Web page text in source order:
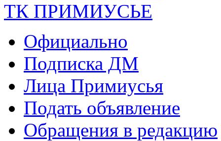
ТК ПРИМИУСЬЕ
Официально
Подписка ДМ
Лица Примиусья
Подать объявление
Обращения в редакцию